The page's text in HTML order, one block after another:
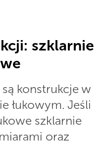
szklarnie
konstrukcje w
łukowym. Jeśli
szklarnie
oraz